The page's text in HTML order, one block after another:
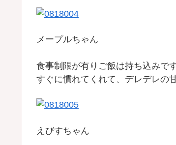
メープルちゃん
食事制限が有りご飯は持ち込みで
すぐに慣れてくれて、デレデレの
えびすちゃん